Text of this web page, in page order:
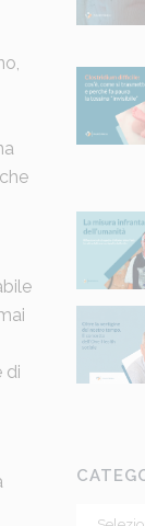
di